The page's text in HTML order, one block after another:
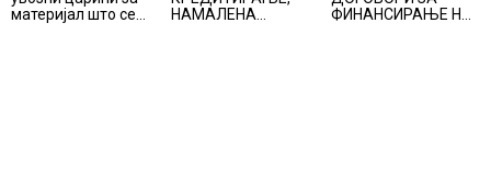
материјал што се
НАМАЛЕНА
ФИНАНСИРАЊЕ НА